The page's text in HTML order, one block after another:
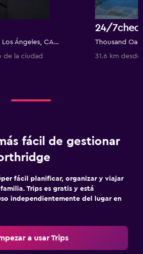
8334 Gladbeck Avenue, Los Ángeles, CA, Estados Unidos
de la ciudad
Thousand
31.6 km
fácil de gestionar
fácil planificar, organizar y viajar
Trips es gratis y está
independientemente del lugar en
a usar Trips